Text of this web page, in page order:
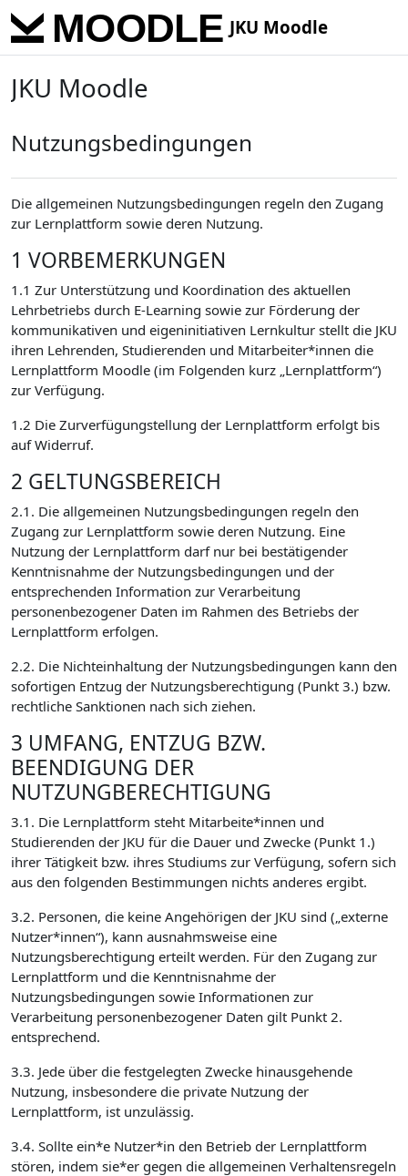
Skip to main content
JKU Moodle
JKU Moodle
Nutzungsbedingungen
Die allgemeinen Nutzungsbedingungen regeln den Zugang
zur Lernplattform sowie deren Nutzung.
1 VORBEMERKUNGEN
1.1 Zur Unterstützung und Koordination des aktuellen
Lehrbetriebs durch E-Learning sowie zur Förderung der
kommunikativen und eigeninitiativen Lernkultur stellt die JKU
ihren Lehrenden, Studierenden und Mitarbeiter*innen die
Lernplattform Moodle (im Folgenden kurz „Lernplattform“)
zur Verfügung.
1.2 Die Zurverfügungstellung der Lernplattform erfolgt bis
auf Widerruf.
2 GELTUNGSBEREICH
2.1. Die allgemeinen Nutzungsbedingungen regeln den
Zugang zur Lernplattform sowie deren Nutzung. Eine
Nutzung der Lernplattform darf nur bei bestätigender
Kenntnisnahme der Nutzungsbedingungen und der
entsprechenden Information zur Verarbeitung
personenbezogener Daten im Rahmen des Betriebs der
Lernplattform erfolgen.
2.2. Die Nichteinhaltung der Nutzungsbedingungen kann den
sofortigen Entzug der Nutzungsberechtigung (Punkt 3.) bzw.
rechtliche Sanktionen nach sich ziehen.
3 UMFANG, ENTZUG BZW.
BEENDIGUNG DER
NUTZUNGBERECHTIGUNG
3.1. Die Lernplattform steht Mitarbeite*innen und
Studierenden der JKU für die Dauer und Zwecke (Punkt 1.)
ihrer Tätigkeit bzw. ihres Studiums zur Verfügung, sofern sich
aus den folgenden Bestimmungen nichts anderes ergibt.
3.2. Personen, die keine Angehörigen der JKU sind („externe
Nutzer*innen“), kann ausnahmsweise eine
Nutzungsberechtigung erteilt werden. Für den Zugang zur
Lernplattform und die Kenntnisnahme der
Nutzungsbedingungen sowie Informationen zur
Verarbeitung personenbezogener Daten gilt Punkt 2.
entsprechend.
3.3. Jede über die festgelegten Zwecke hinausgehende
Nutzung, insbesondere die private Nutzung der
Lernplattform, ist unzulässig.
3.4. Sollte ein*e Nutzer*in den Betrieb der Lernplattform
stören, indem sie*er gegen die allgemeinen Verhaltensregeln